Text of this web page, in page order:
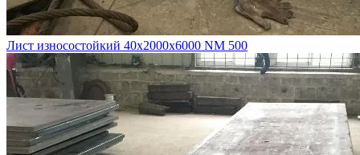
Лист износостойкий 40х2000х6000 NM 500